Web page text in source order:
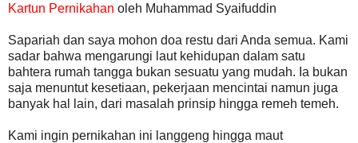
Kartun Pernikahan oleh Muhammad Syaifuddin
Sapariah dan saya mohon doa restu dari Anda semua. Kami
sadar bahwa mengarungi laut kehidupan dalam satu
bahtera rumah tangga bukan sesuatu yang mudah. Ia bukan
saja menuntut kesetiaan, pekerjaan mencintai namun juga
banyak hal lain, dari masalah prinsip hingga remeh temeh.
Kami ingin pernikahan ini langgeng hingga maut